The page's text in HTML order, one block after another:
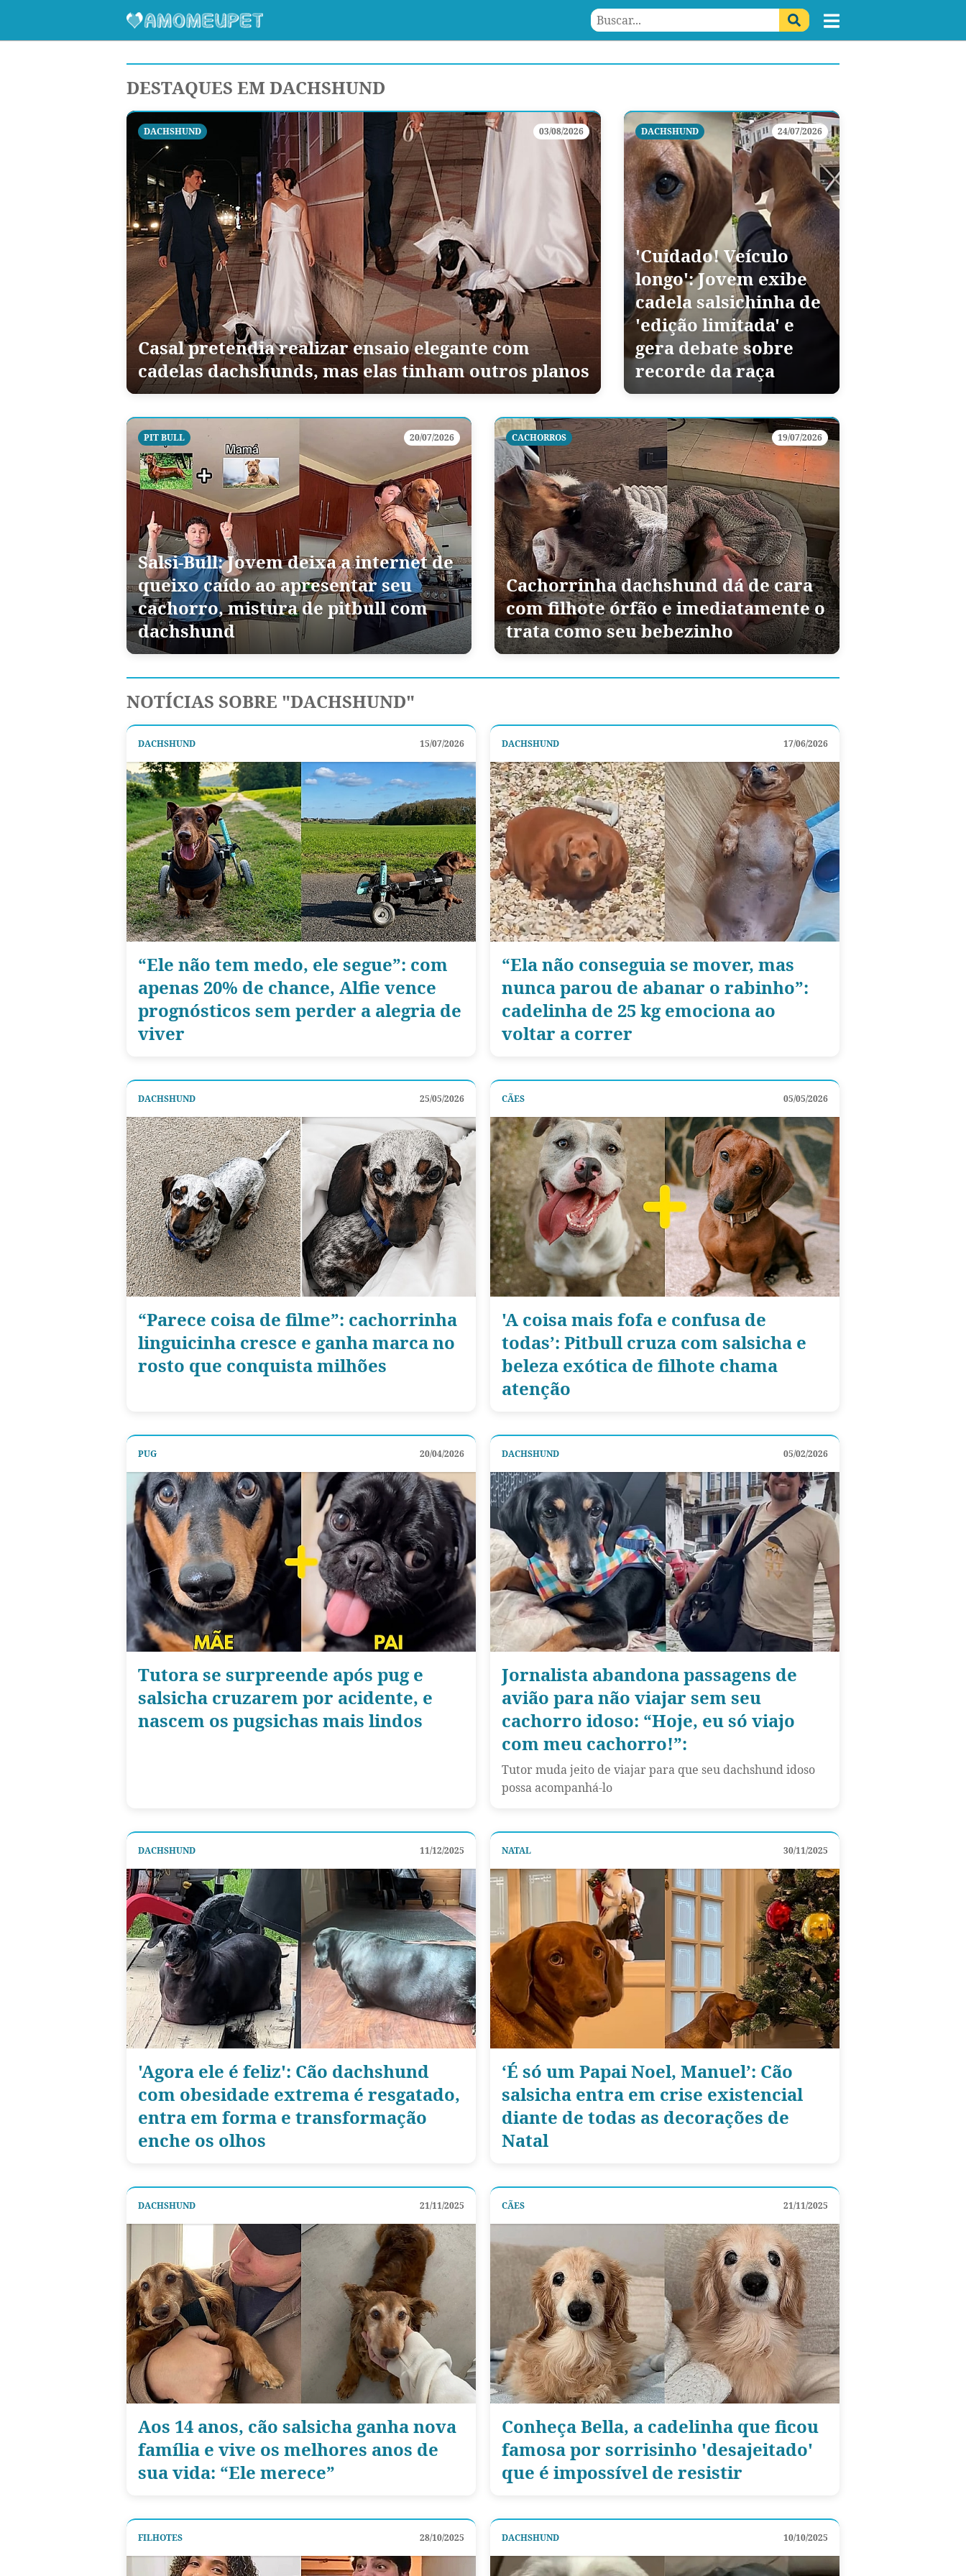
DESTAQUES EM DACHSHUND
DACHSHUND 03/08/2026
Casal pretendia realizar ensaio elegante com
cadelas dachshunds, mas elas tinham outros planos
DACHSHUND 24/07/2026
'Cuidado! Veículo
longo': Jovem exibe
cadela salsichinha de
'edição limitada' e
gera debate sobre
recorde da raça
PIT BULL 20/07/2026
Salsi-Bull: Jovem deixa a internet de
queixo caído ao apresentar seu
cachorro, mistura de pitbull com
dachshund
CACHORROS 19/07/2026
Cachorrinha dachshund dá de cara
com filhote órfão e imediatamente o
trata como seu bebezinho
NOTÍCIAS SOBRE "DACHSHUND"
DACHSHUND 15/07/2026
“Ele não tem medo, ele segue”: com
apenas 20% de chance, Alfie vence
prognósticos sem perder a alegria de
viver
DACHSHUND 17/06/2026
“Ela não conseguia se mover, mas
nunca parou de abanar o rabinho”:
cadelinha de 25 kg emociona ao
voltar a correr
DACHSHUND 25/05/2026
“Parece coisa de filme”: cachorrinha
linguicinha cresce e ganha marca no
rosto que conquista milhões
CÃES 05/05/2026
'A coisa mais fofa e confusa de
todas’: Pitbull cruza com salsicha e
beleza exótica de filhote chama
atenção
PUG 20/04/2026
Tutora se surpreende após pug e
salsicha cruzarem por acidente, e
nascem os pugsichas mais lindos
DACHSHUND 05/02/2026
Jornalista abandona passagens de
avião para não viajar sem seu
cachorro idoso: “Hoje, eu só viajo
com meu cachorro!”:
Tutor muda jeito de viajar para que seu dachshund idoso
possa acompanhá-lo
DACHSHUND 11/12/2025
'Agora ele é feliz': Cão dachshund
com obesidade extrema é resgatado,
entra em forma e transformação
enche os olhos
NATAL 30/11/2025
‘É só um Papai Noel, Manuel’: Cão
salsicha entra em crise existencial
diante de todas as decorações de
Natal
DACHSHUND 21/11/2025
Aos 14 anos, cão salsicha ganha nova
família e vive os melhores anos de
sua vida: “Ele merece”
CÃES 21/11/2025
Conheça Bella, a cadelinha que ficou
famosa por sorrisinho 'desajeitado'
que é impossível de resistir
FILHOTES 28/10/2025 DACHSHUND 10/10/2025